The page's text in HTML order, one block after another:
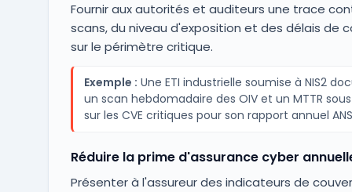
Fournir aux autorités et auditeurs une trace
scans, du niveau d'exposition et des délais de
sur le périmètre critique.
Exemple : Une ETI industrielle soumise à NIS2
un scan hebdomadaire des OIV et un MTTR
sur les CVE critiques pour son rapport annuel
Réduire la prime d'assurance cyber
Présenter à l'assureur des indicateurs de